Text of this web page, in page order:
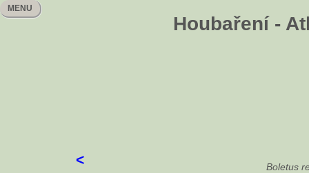
Houbaření -
MENU
< Boletus